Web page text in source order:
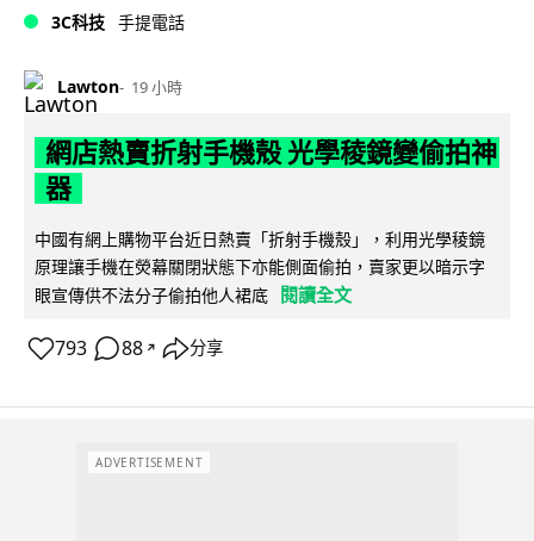
3C科技 手提電話
Lawton 19 小時
網店熱賣折射手機殼 光學稜鏡變偷拍神
器
中國有網上購物平台近日熱賣「折射手機殼」，利用光學稜鏡
原理讓手機在熒幕關閉狀態下亦能側面偷拍，賣家更以暗示字
眼宣傳供不法分子偷拍他人裙底 閱讀全文
793 88 ↗ 分享
ADVERTISEMENT